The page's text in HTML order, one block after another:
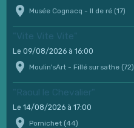
Musée Cognacq - Il de ré (17)
"Vite Vite Vite"
Le 09/08/2026 à 16:00
Moulin'sArt - Fillé sur sathe (72)
"Raoul le Chevalier"
Le 14/08/2026 à 17:00
Pornichet (44)